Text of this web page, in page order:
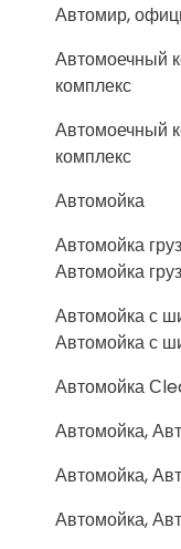
Автомир,
Автомоечный
комплекс
Автомоечный
комплекс
Автомойка
Автомойка
Автомойка
Автомойка с
Автомойка с
Автомойка
Автомойка,
Автомойка,
Автомойка,